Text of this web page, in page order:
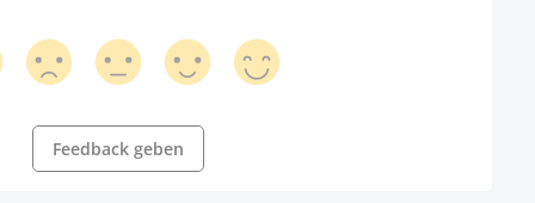
Feedback geben